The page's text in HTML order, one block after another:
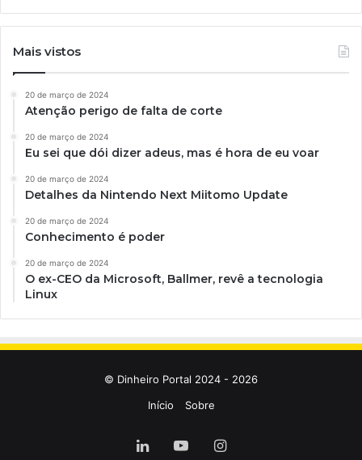
Mais vistos
20 de março de 2024
Atenção perigo de falta de corte
20 de março de 2024
Eu sei que dói dizer adeus, mas é hora de eu voar
20 de março de 2024
Detalhes da Nintendo Next Miitomo Update
20 de março de 2024
Conhecimento é poder
20 de março de 2024
O ex-CEO da Microsoft, Ballmer, revê a tecnologia
Linux
© Dinheiro Portal 2024 - 2026
Início
Sobre
LinkedinYouTubeInstagram